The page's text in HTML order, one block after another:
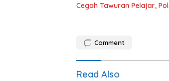
Cegah Tawuran Pelajar,
Comment
Read Also